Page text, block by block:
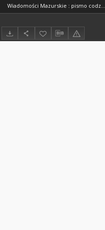
Wiadomości Mazurskie : pismo codzienne. 1946 (R. 2), nr 126 (137)